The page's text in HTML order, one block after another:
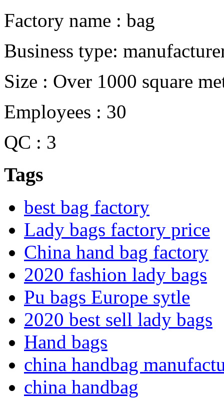
Factory name : bag
Business type:
Size : Over 1000 square
Employees : 30
QC : 3
Tags
best bag factory
Lady bags factory price
China hand bag factory
2020 fashion lady bags
Pu bags Europe sytle
2020 best sell lady bags
Hand bags
china handbag
china handbag